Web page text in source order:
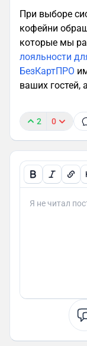
При выборе
кофейни
которые мы
лояльности
БезКартПРО
ваших гостей,
2 0